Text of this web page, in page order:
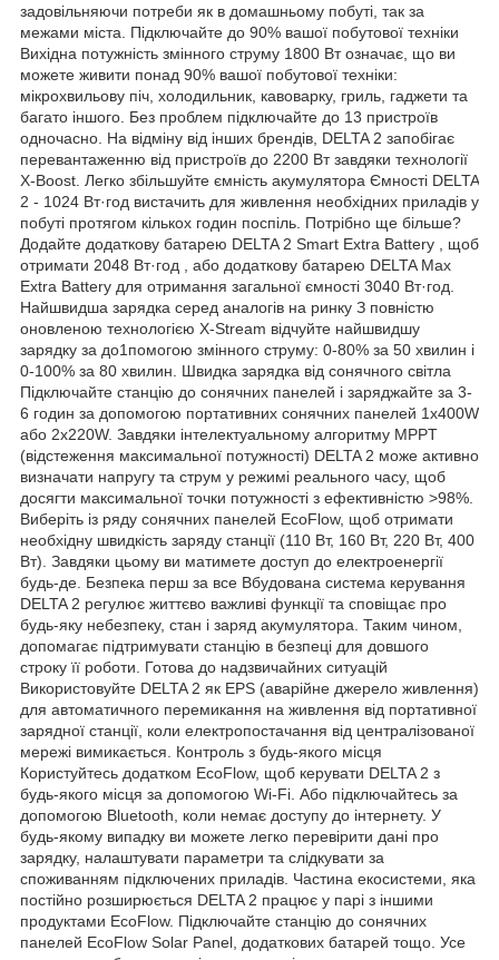
задовільняючи потреби як в домашньому побуті, так за
межами міста. Підключайте до 90% вашої побутової техніки
Вихідна потужність змінного струму 1800 Вт означає, що ви
можете живити понад 90% вашої побутової техніки:
мікрохвильову піч, холодильник, кавоварку, гриль, гаджети та
багато іншого. Без проблем підключайте до 13 пристроїв
одночасно. На відміну від інших брендів, DELTA 2 запобігає
перевантаженню від пристроїв до 2200 Вт завдяки технології
X-Boost. Легко збільшуйте ємність акумулятора Ємності DELTA
2 - 1024 Вт·год вистачить для живлення необхідних приладів у
побуті протягом кількох годин поспіль. Потрібно ще більше?
Додайте додаткову батарею DELTA 2 Smart Extra Battery , щоб
отримати 2048 Вт·год , або додаткову батарею DELTA Max
Extra Battery для отримання загальної ємності 3040 Вт·год.
Найшвидша зарядка серед аналогів на ринку З повністю
оновленою технологією X-Stream відчуйте найшвидшу
зарядку за до1помогою змінного струму: 0-80% за 50 хвилин і
0-100% за 80 хвилин. Швидка зарядка від сонячного світла
Підключайте станцію до сонячних панелей і заряджайте за 3-
6 годин за допомогою портативних сонячних панелей 1x400W
або 2x220W. Завдяки інтелектуальному алгоритму MPPT
(відстеження максимальної потужності) DELTA 2 може активно
визначати напругу та струм у режимі реального часу, щоб
досягти максимальної точки потужності з ефективністю >98%.
Виберіть із ряду сонячних панелей EcoFlow, щоб отримати
необхідну швидкість заряду станції (110 Вт, 160 Вт, 220 Вт, 400
Вт). Завдяки цьому ви матимете доступ до електроенергії
будь-де. Безпека перш за все Вбудована система керування
DELTA 2 регулює життєво важливі функції та сповіщає про
будь-яку небезпеку, стан і заряд акумулятора. Таким чином,
допомагає підтримувати станцію в безпеці для довшого
строку її роботи. Готова до надзвичайних ситуацій
Використовуйте DELTA 2 як EPS (аварійне джерело живлення)
для автоматичного перемикання на живлення від портативної
зарядної станції, коли електропостачання від централізованої
мережі вимикається. Контроль з будь-якого місця
Користуйтесь додатком EcoFlow, щоб керувати DELTA 2 з
будь-якого місця за допомогою Wi-Fi. Або підключайтесь за
допомогою Bluetooth, коли немає доступу до інтернету. У
будь-якому випадку ви можете легко перевірити дані про
зарядку, налаштувати параметри та слідкувати за
споживанням підключених приладів. Частина екосистеми, яка
постійно розширюється DELTA 2 працює у парі з іншими
продуктами EcoFlow. Підключайте станцію до сонячних
панелей EcoFlow Solar Panel, додаткових батарей тощо. Усе